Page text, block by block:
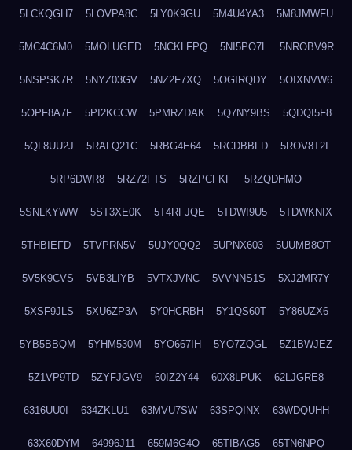
5LCKQGH7 5LOVPA8C 5LY0K9GU 5M4U4YA3 5M8JMWFU
5MC4C6M0 5MOLUGED 5NCKLFPQ 5NI5PO7L 5NROBV9R
5NSPSK7R 5NYZ03GV 5NZ2F7XQ 5OGIRQDY 5OIXNVW6
5OPF8A7F 5PI2KCCW 5PMRZDAK 5Q7NY9BS 5QDQI5F8
5QL8UU2J 5RALQ21C 5RBG4E64 5RCDBBFD 5ROV8T2I
5RP6DWR8 5RZ72FTS 5RZPCFKF 5RZQDHMO
5SNLKYWW 5ST3XE0K 5T4RFJQE 5TDWI9U5 5TDWKNIX
5THBIEFD 5TVPRN5V 5UJY0QQ2 5UPNX603 5UUMB8OT
5V5K9CVS 5VB3LIYB 5VTXJVNC 5VVNNS1S 5XJ2MR7Y
5XSF9JLS 5XU6ZP3A 5Y0HCRBH 5Y1QS60T 5Y86UZX6
5YB5BBQM 5YHM530M 5YO667IH 5YO7ZQGL 5Z1BWJEZ
5Z1VP9TD 5ZYFJGV9 60IZ2Y44 60X8LPUK 62LJGRE8
6316UU0I 634ZKLU1 63MVU7SW 63SPQINX 63WDQUHH
63X60DYM 64996J11 659M6G4O 65TIBAG5 65TN6NPQ